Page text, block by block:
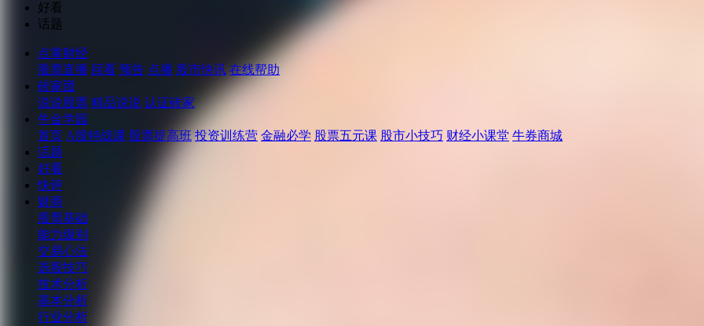
好看
话题
点掌财经
股票直播 回看 预告 点播 股市快讯 在线帮助
砖家团
说说股票 精品说说 认证砖家
牛金学园
首页 A股特战课 股票提高班 投资训练营 金融必学 股票五元课 股市小技巧 财经小课堂 牛券商城
话题
好看
快评
财商
股票基础
能力级别
交易心法
选股技巧
技术分析
基本分析
行业分析